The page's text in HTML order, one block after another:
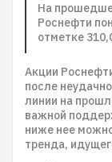
На
Роснефти
отметке
Акции
после
линии на
важной
ниже нее
тренда,